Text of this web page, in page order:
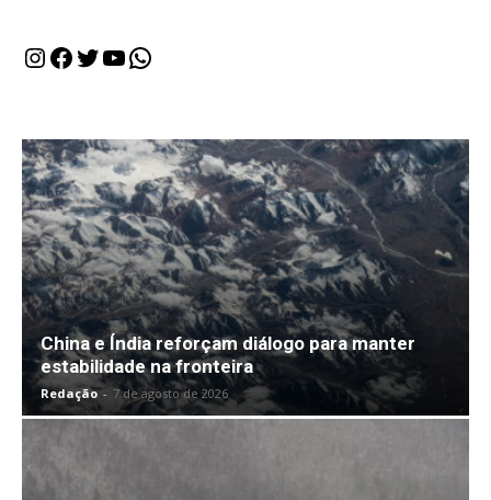
Instagram
Facebook
Twitter
Youtube
WhatsApp
China e Índia reforçam diálogo para manter
estabilidade na fronteira
Redação - 7 de agosto de 2026